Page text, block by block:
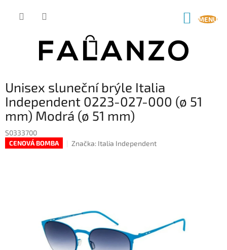
Unisex sluneční brýle Italia
Independent 0223-027-000 (ø 51
mm) Modrá (ø 51 mm)
S0333700
CENOVÁ BOMBA Značka: Italia Independent